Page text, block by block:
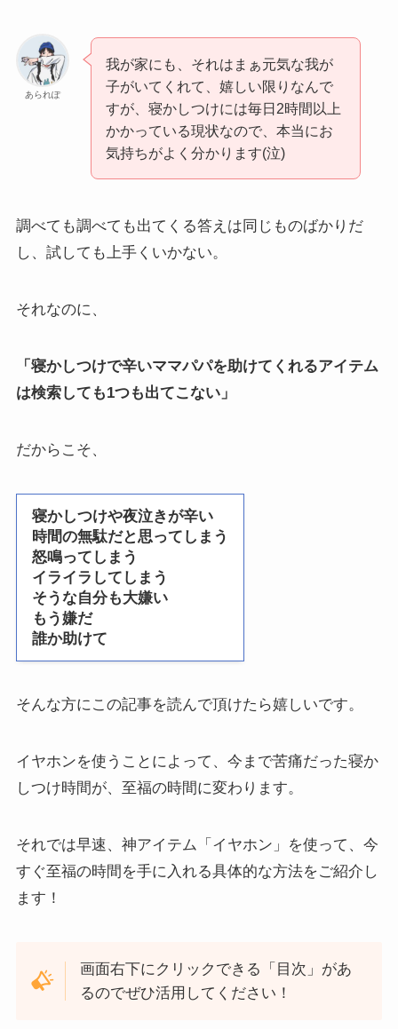
あられぽ
我が家にも、それはまぁ元気な我が
子がいてくれて、嬉しい限りなんで
すが、寝かしつけには毎日2時間以上
かかっている現状なので、本当にお
気持ちがよく分かります(泣)
調べても調べても出てくる答えは同じものばかりだ
し、試しても上手くいかない。
それなのに、
「寝かしつけで辛いママパパを助けてくれるアイテム
は検索しても1つも出てこない」
だからこそ、
寝かしつけや夜泣きが辛い
時間の無駄だと思ってしまう
怒鳴ってしまう
イライラしてしまう
そうな自分も大嫌い
もう嫌だ
誰か助けて
そんな方にこの記事を読んで頂けたら嬉しいです。
イヤホンを使うことによって、今まで苦痛だった寝か
しつけ時間が、至福の時間に変わります。
それでは早速、神アイテム「イヤホン」を使って、今
すぐ至福の時間を手に入れる具体的な方法をご紹介し
ます！
画面右下にクリックできる「目次」があ
るのでぜひ活用してください！